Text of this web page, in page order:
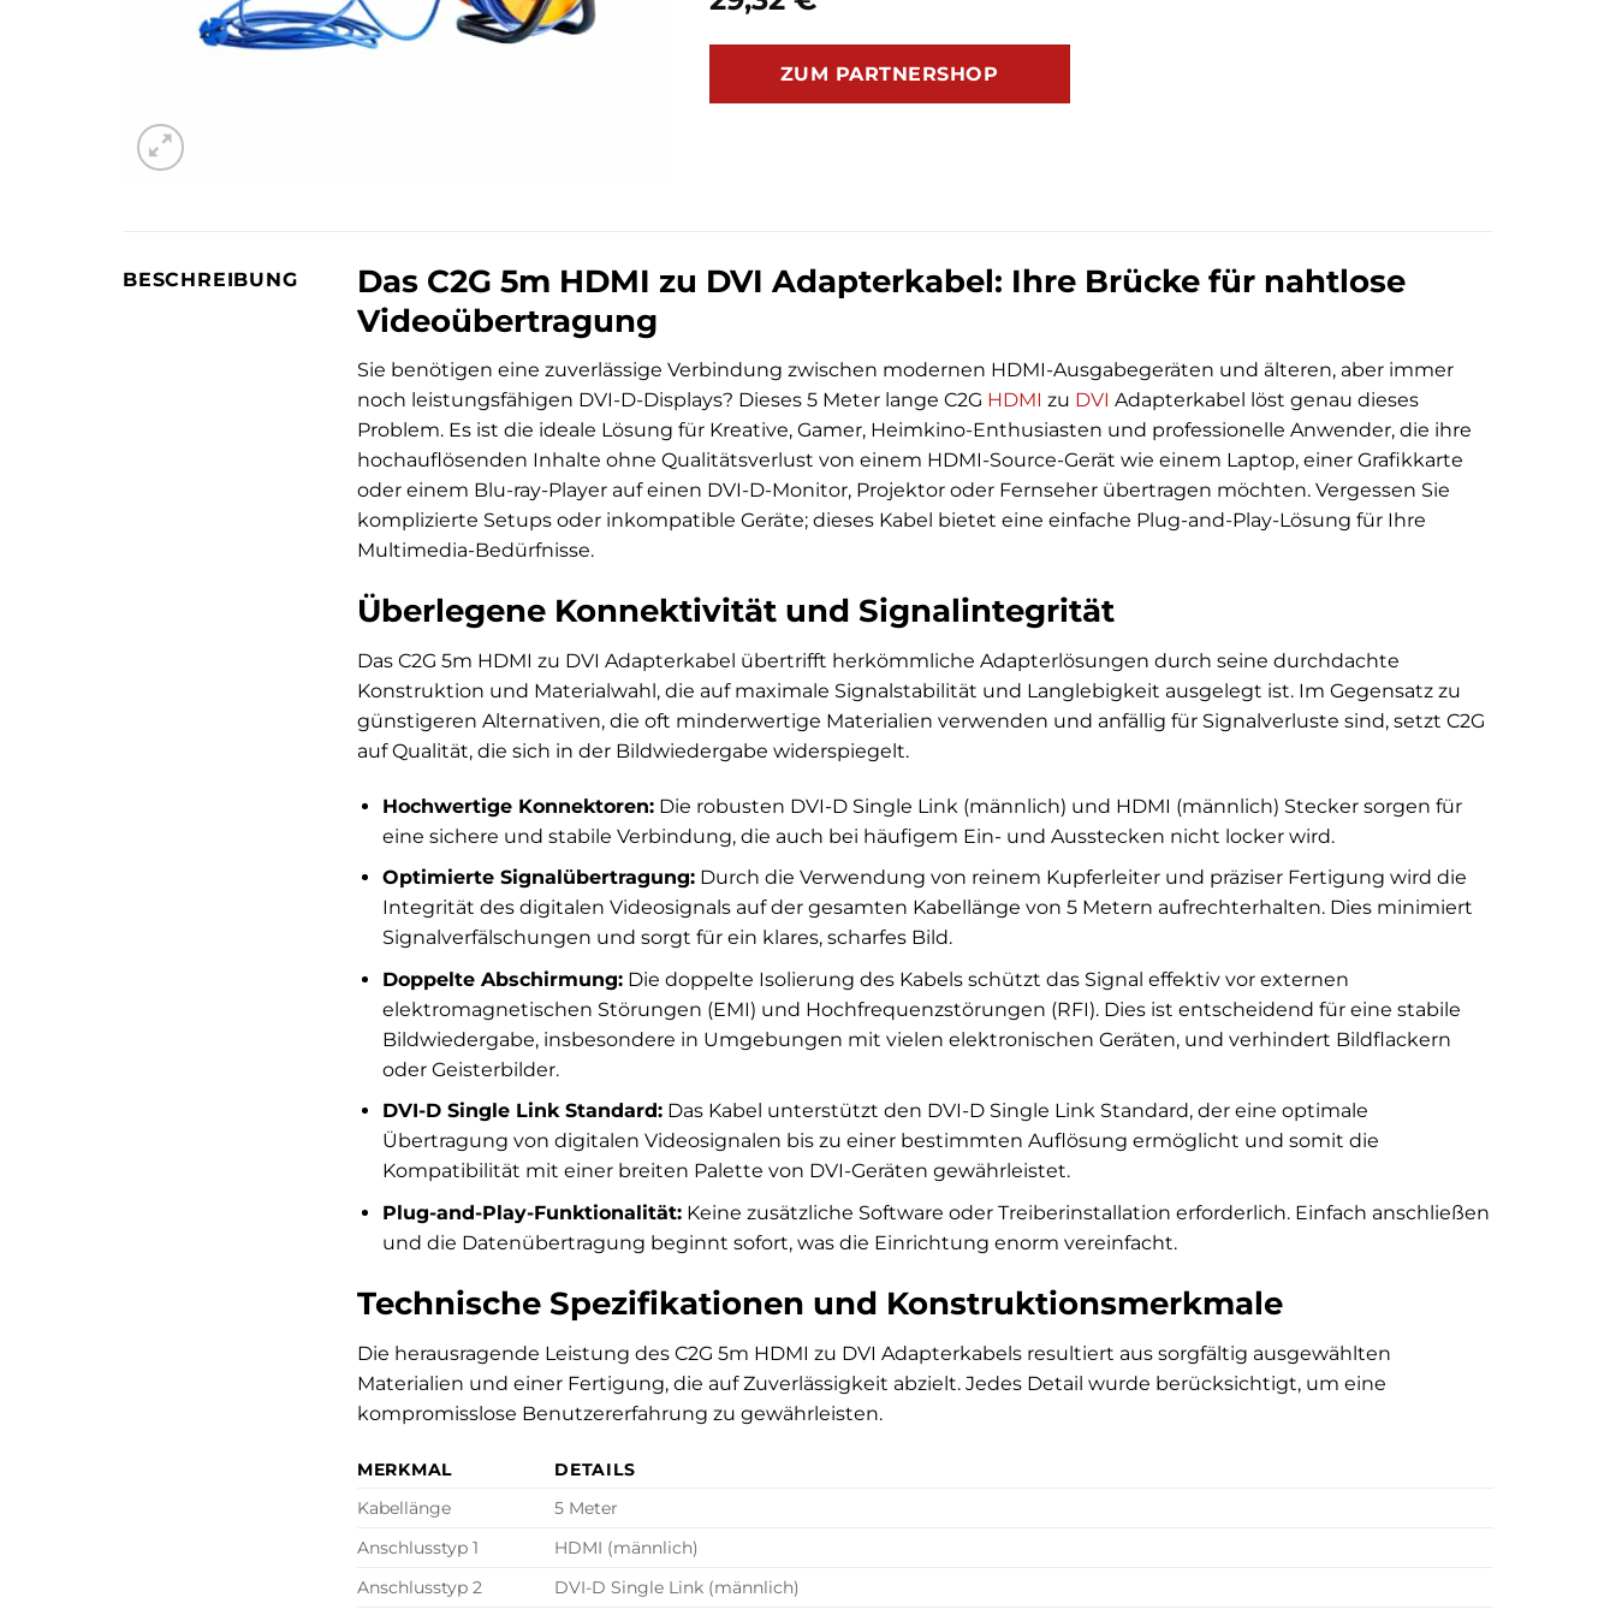
ZUM PARTNERSHOP
BESCHREIBUNG
Das C2G 5m HDMI zu DVI Adapterkabel: Ihre Brücke für nahtlose
Videoübertragung
Sie benötigen eine zuverlässige Verbindung zwischen modernen HDMI-Ausgabegeräten und älteren, aber immer
noch leistungsfähigen DVI-D-Displays? Dieses 5 Meter lange C2G HDMI zu DVI Adapterkabel löst genau dieses
Problem. Es ist die ideale Lösung für Kreative, Gamer, Heimkino-Enthusiasten und professionelle Anwender, die ihre
hochauflösenden Inhalte ohne Qualitätsverlust von einem HDMI-Source-Gerät wie einem Laptop, einer Grafikkarte
oder einem Blu-ray-Player auf einen DVI-D-Monitor, Projektor oder Fernseher übertragen möchten. Vergessen Sie
komplizierte Setups oder inkompatible Geräte; dieses Kabel bietet eine einfache Plug-and-Play-Lösung für Ihre
Multimedia-Bedürfnisse.
Überlegene Konnektivität und Signalintegrität
Das C2G 5m HDMI zu DVI Adapterkabel übertrifft herkömmliche Adapterlösungen durch seine durchdachte
Konstruktion und Materialwahl, die auf maximale Signalstabilität und Langlebigkeit ausgelegt ist. Im Gegensatz zu
günstigeren Alternativen, die oft minderwertige Materialien verwenden und anfällig für Signalverluste sind, setzt C2G
auf Qualität, die sich in der Bildwiedergabe widerspiegelt.
Hochwertige Konnektoren:Die robusten DVI-D Single Link (männlich) und HDMI (männlich) Stecker sorgen für
eine sichere und stabile Verbindung, die auch bei häufigem Ein- und Ausstecken nicht locker wird.
Optimierte Signalübertragung:Durch die Verwendung von reinem Kupferleiter und präziser Fertigung wird die
Integrität des digitalen Videosignals auf der gesamten Kabellänge von 5 Metern aufrechterhalten. Dies minimiert
Signalverfälschungen und sorgt für ein klares, scharfes Bild.
Doppelte Abschirmung:Die doppelte Isolierung des Kabels schützt das Signal effektiv vor externen
elektromagnetischen Störungen (EMI) und Hochfrequenzstörungen (RFI). Dies ist entscheidend für eine stabile
Bildwiedergabe, insbesondere in Umgebungen mit vielen elektronischen Geräten, und verhindert Bildflackern
oder Geisterbilder.
DVI-D Single Link Standard:Das Kabel unterstützt den DVI-D Single Link Standard, der eine optimale
Übertragung von digitalen Videosignalen bis zu einer bestimmten Auflösung ermöglicht und somit die
Kompatibilität mit einer breiten Palette von DVI-Geräten gewährleistet.
Plug-and-Play-Funktionalität:Keine zusätzliche Software oder Treiberinstallation erforderlich. Einfach anschließen
und die Datenübertragung beginnt sofort, was die Einrichtung enorm vereinfacht.
Technische Spezifikationen und Konstruktionsmerkmale
Die herausragende Leistung des C2G 5m HDMI zu DVI Adapterkabels resultiert aus sorgfältig ausgewählten
Materialien und einer Fertigung, die auf Zuverlässigkeit abzielt. Jedes Detail wurde berücksichtigt, um eine
kompromisslose Benutzererfahrung zu gewährleisten.
MERKMAL
DETAILS
Kabellänge
5 Meter
Anschlusstyp 1
HDMI (männlich)
Anschlusstyp 2
DVI-D Single Link (männlich)